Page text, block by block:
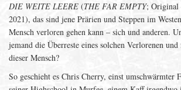
DIE WEITE LEERE (THE FAR EMPTY; Original
2021), das sind jene Prärien und Steppen im
Mensch verloren gehen kann – sich und anderen.
jemand die Überreste eines solchen Verlorenen
dieser Mensch?
So geschieht es Chris Cherry, einst umschwärmter